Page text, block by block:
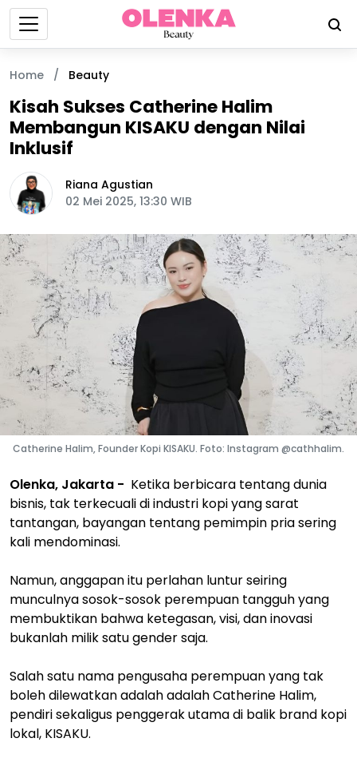
Home / Beauty
Kisah Sukses Catherine Halim
Membangun KISAKU dengan Nilai
Inklusif
Riana Agustian
02 Mei 2025, 13:30 WIB
Catherine Halim, Founder Kopi KISAKU. Foto: Instagram @cathhalim.
Olenka, Jakarta - Ketika berbicara tentang dunia
bisnis, tak terkecuali di industri kopi yang sarat
tantangan, bayangan tentang pemimpin pria sering
kali mendominasi.
Namun, anggapan itu perlahan luntur seiring
munculnya sosok-sosok perempuan tangguh yang
membuktikan bahwa ketegasan, visi, dan inovasi
bukanlah milik satu gender saja.
Salah satu nama pengusaha perempuan yang tak
boleh dilewatkan adalah adalah Catherine Halim,
pendiri sekaligus penggerak utama di balik brand kopi
lokal, KISAKU.